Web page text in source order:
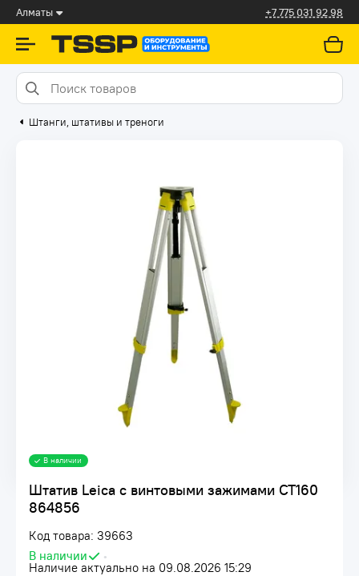
Алматы +7 775 031 92 98
Штанги, штативы и треноги
Штатив Leica с винтовыми зажимами CT160
864856
Код товара: 39663
В наличии
•
Наличие актуально на 09.08.2026 15:29
В наличии